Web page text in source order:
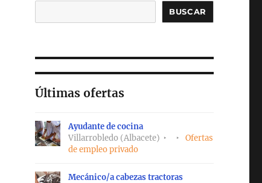
BUSCAR
Últimas ofertas
Ayudante de cocina
Villarrobledo (Albacete)
Ofertas
de empleo privado
Mecánico/a cabezas tractoras